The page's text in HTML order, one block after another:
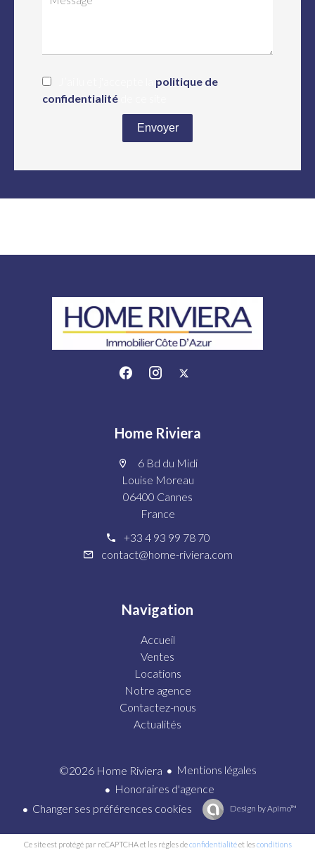
politique de
confidentialité
Envoyer
Home Riviera
6 Bd du Midi
Louise Moreau
06400 Cannes
France
+33 4 93 99 78 70
contact@home-riviera.com
Navigation
Accueil
Ventes
Locations
Notre agence
Contactez-nous
Actualités
©2026 Home Riviera
Mentions légales
Honoraires d'agence
Changer ses préférences cookies
Design byApimo™
Ce site est protégé par reCAPTCHA et les règles deconfidentialitéet lesconditions